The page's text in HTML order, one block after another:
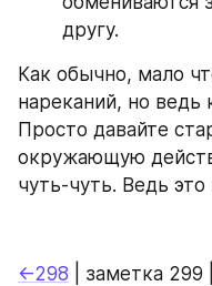
другу.
Как обычно, мало
нареканий, но ведь
Просто давайте
окружающую
чуть-чуть. Ведь это
←298 | заметка 299 |